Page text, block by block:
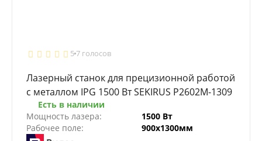
57 голосов
Лазерный станок для прецизионной работой
с металлом IPG 1500 Вт SEKIRUS P2602M-1309
Есть в наличии
Мощность лазера:
1500 Вт
Рабочее поле:
900х1300мм